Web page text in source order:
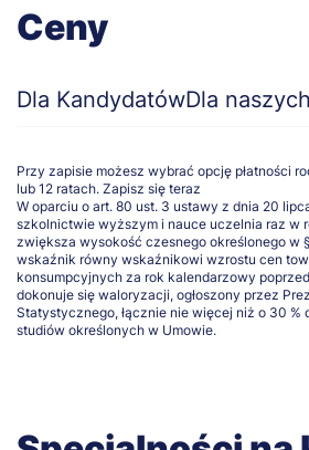
Ceny
Dla KandydatówDla
Przy zapisie możesz wybrać opcję płatności
lub 12 ratach. Zapisz się teraz
W oparciu o art. 80 ust. 3 ustawy z dnia 20
szkolnictwie wyższym i nauce uczelnia raz w
zwiększa wysokość czesnego określonego w
wskaźnik równy wskaźnikowi wzrostu cen
konsumpcyjnych za rok kalendarzowy
dokonuje się waloryzacji, ogłoszony przez
Statystycznego, łącznie nie więcej niż o 30 %
studiów określonych w Umowie.